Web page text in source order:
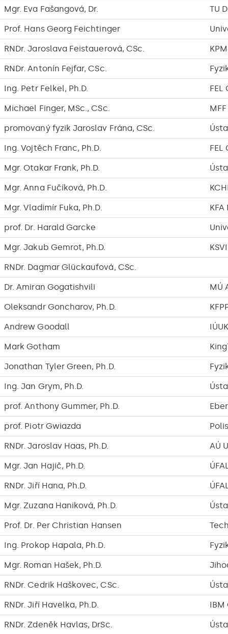
Mgr. Eva Fašangová, Dr. TU
Prof. Hans Georg Feichtinger
RNDr. Jaroslava Feistauerová, CSc.
RNDr. Antonín Fejfar, CSc.
Ing. Petr Felkel, Ph.D. FEL
Michael Finger, MSc., CSc.
promovaný fyzik Jaroslav Frána, CSc.
Ing. Vojtěch Franc, Ph.D. FEL
Mgr. Otakar Frank, Ph.D.
Mgr. Anna Fučíková, Ph.D.
Mgr. Vladimír Fuka, Ph.D. KFA
prof. Dr. Harald Garcke
Mgr. Jakub Gemrot, Ph.D.
RNDr. Dagmar Glückaufová, CSc.
Dr. Amiran Gogatishvili MÚ
Oleksandr Goncharov, Ph.D.
Andrew Goodall
Mark Gotham
Jonathan Tyler Green, Ph.D.
Ing. Jan Grym, Ph.D.
prof. Anthony Gummer, Ph.D.
prof. Piotr Gwiazda
RNDr. Jaroslav Haas, Ph.D. AÚ
Mgr. Jan Hajič, Ph.D.
RNDr. Jiří Hana, Ph.D.
Mgr. Zuzana Haniková, Ph.D.
Prof. Dr. Per Christian Hansen
Ing. Prokop Hapala, Ph.D.
Mgr. Roman Hašek, Ph.D.
RNDr. Cedrik Haškovec, CSc.
RNDr. Jiří Havelka, Ph.D. IBM
RNDr. Zdeněk Havlas, DrSc.